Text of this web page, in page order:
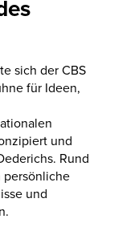
sich der CBS
für Ideen,
und
Rund
persönliche
und